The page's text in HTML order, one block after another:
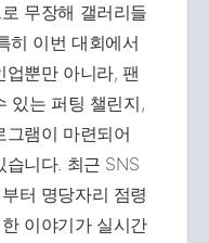
무장해 갤러리들
히 이번 대회에서
뿐만 아니라, 팬
있는 퍼팅 챌린지,
그램이 마련되어
니다. 최근 SNS
터 명당자리 점령
이야기가 실시간